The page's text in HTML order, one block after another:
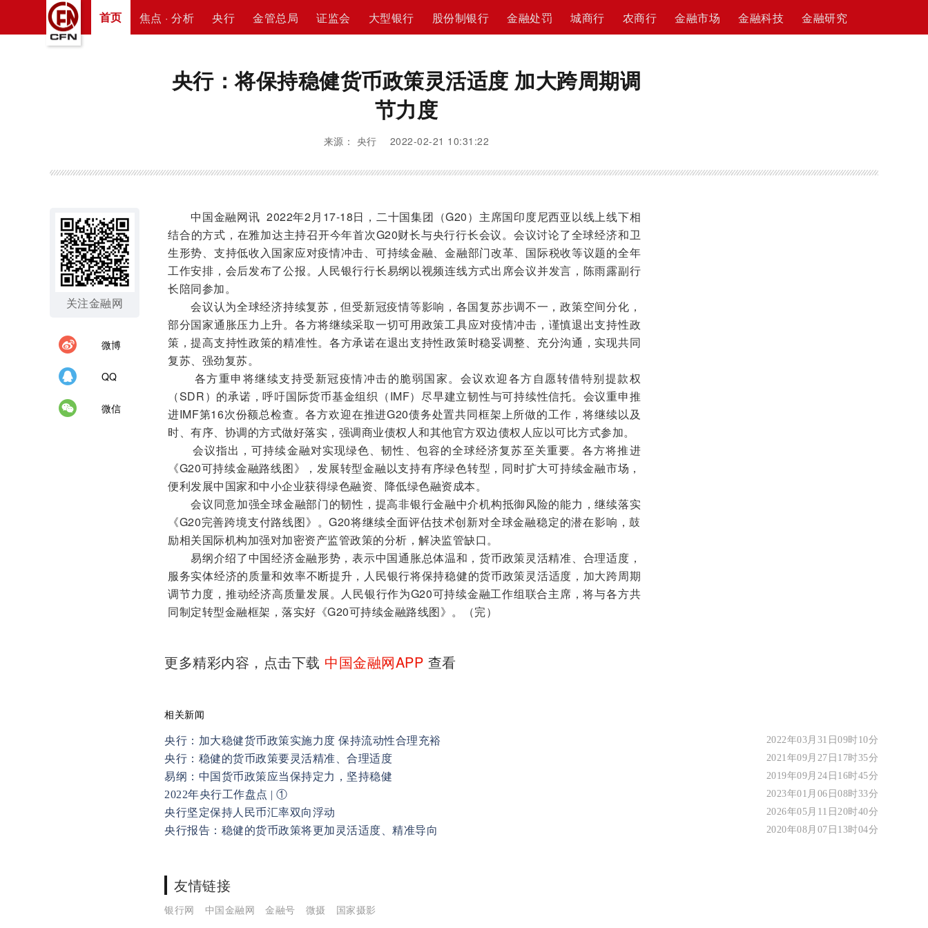
首页 焦点 · 分析 央行 金管总局 证监会 大型银行 股份制银行 金融处罚 城商行 农商行 金融市场 金融科技 金融研究
央行：将保持稳健货币政策灵活适度 加大跨周期调
节力度
来源： 央行 2022-02-21 10:31:22
关注金融网
微博
QQ
微信
中国金融网讯 2022年2月17-18日，二十国集团（G20）主席国印度尼西亚以线上线下相
结合的方式，在雅加达主持召开今年首次G20财长与央行行长会议。会议讨论了全球经济和卫
生形势、支持低收入国家应对疫情冲击、可持续金融、金融部门改革、国际税收等议题的全年
工作安排，会后发布了公报。人民银行行长易纲以视频连线方式出席会议并发言，陈雨露副行
长陪同参加。
会议认为全球经济持续复苏，但受新冠疫情等影响，各国复苏步调不一，政策空间分化，
部分国家通胀压力上升。各方将继续采取一切可用政策工具应对疫情冲击，谨慎退出支持性政
策，提高支持性政策的精准性。各方承诺在退出支持性政策时稳妥调整、充分沟通，实现共同
复苏、强劲复苏。
各方重申将继续支持受新冠疫情冲击的脆弱国家。会议欢迎各方自愿转借特别提款权
（SDR）的承诺，呼吁国际货币基金组织（IMF）尽早建立韧性与可持续性信托。会议重申推
进IMF第16次份额总检查。各方欢迎在推进G20债务处置共同框架上所做的工作，将继续以及
时、有序、协调的方式做好落实，强调商业债权人和其他官方双边债权人应以可比方式参加。
会议指出，可持续金融对实现绿色、韧性、包容的全球经济复苏至关重要。各方将推进
《G20可持续金融路线图》，发展转型金融以支持有序绿色转型，同时扩大可持续金融市场，
便利发展中国家和中小企业获得绿色融资、降低绿色融资成本。
会议同意加强全球金融部门的韧性，提高非银行金融中介机构抵御风险的能力，继续落实
《G20完善跨境支付路线图》。G20将继续全面评估技术创新对全球金融稳定的潜在影响，鼓
励相关国际机构加强对加密资产监管政策的分析，解决监管缺口。
易纲介绍了中国经济金融形势，表示中国通胀总体温和，货币政策灵活精准、合理适度，
服务实体经济的质量和效率不断提升，人民银行将保持稳健的货币政策灵活适度，加大跨周期
调节力度，推动经济高质量发展。人民银行作为G20可持续金融工作组联合主席，将与各方共
同制定转型金融框架，落实好《G20可持续金融路线图》。（完）
更多精彩内容，点击下载 中国金融网APP 查看
相关新闻
央行：加大稳健货币政策实施力度 保持流动性合理充裕 2022年03月31日09时10分
央行：稳健的货币政策要灵活精准、合理适度 2021年09月27日17时35分
易纲：中国货币政策应当保持定力，坚持稳健 2019年09月24日16时45分
2022年央行工作盘点 | ① 2023年01月06日08时33分
央行坚定保持人民币汇率双向浮动 2026年05月11日20时40分
央行报告：稳健的货币政策将更加灵活适度、精准导向 2020年08月07日13时04分
友情链接
银行网 中国金融网 金融号 微摄 国家摄影